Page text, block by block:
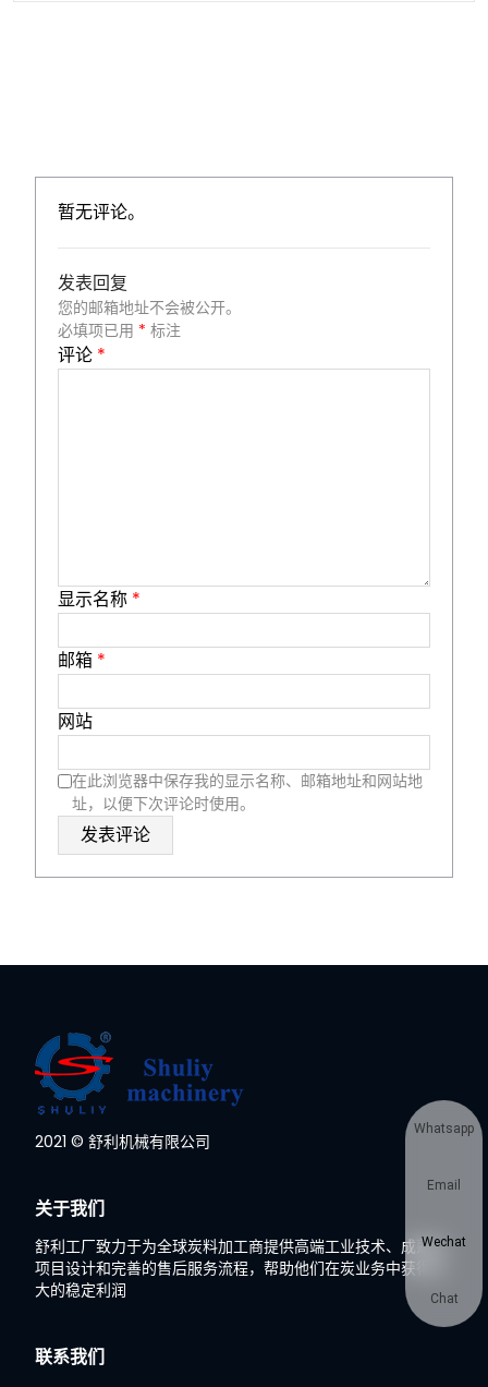
暂无评论。
发表回复
您的邮箱地址不会被公开。
必填项已用 * 标注
评论 *
显示名称 *
邮箱 *
网站
在此浏览器中保存我的显示名称、邮箱地址和网站地
址，以便下次评论时使用。
2021 © 舒利机械有限公司
关于我们
舒利工厂致力于为全球炭料加工商提供高端工业技术、成熟的
项目设计和完善的售后服务流程，帮助他们在炭业务中获得巨
大的稳定利润
联系我们
Whatsapp
Email
Wechat
Chat